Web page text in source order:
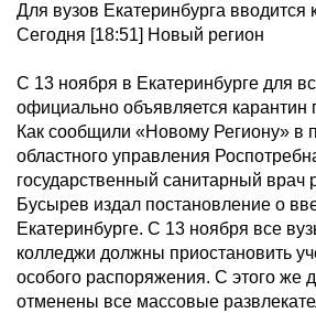
Для вузов Екатеринбурга вводится
Сегодня [18:51] Новый регион
С 13 ноября в Екатеринбурге для
официально объявляется карантин
Как сообщили «Новому Региону» в
областного управления
государственный санитарный врач
Бусырев издал постановление о
Екатеринбурге. С 13 ноября все
колледжи должны приостановить
особого распоряжения. С этого же
отменены все массовые